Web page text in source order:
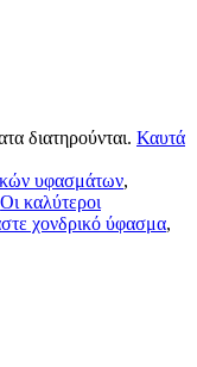
διατηρούνται. Καυτά
υφασμάτων,
Οι καλύτεροι
χονδρικό ύφασμα,